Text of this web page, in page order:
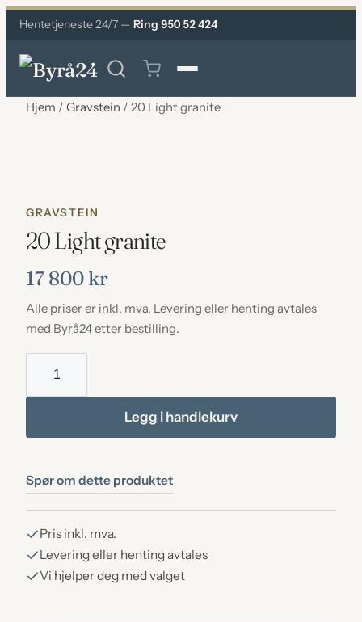
Hentetjeneste 24/7 — Ring 950 52 424
Hjem / Gravstein / 20 Light granite
GRAVSTEIN
20 Light granite
17 800 kr
Alle priser er inkl. mva. Levering eller henting avtales
med Byrå24 etter bestilling.
antall
Legg i handlekurv
Spør om dette produktet
Pris inkl. mva.
Levering eller henting avtales
Vi hjelper deg med valget